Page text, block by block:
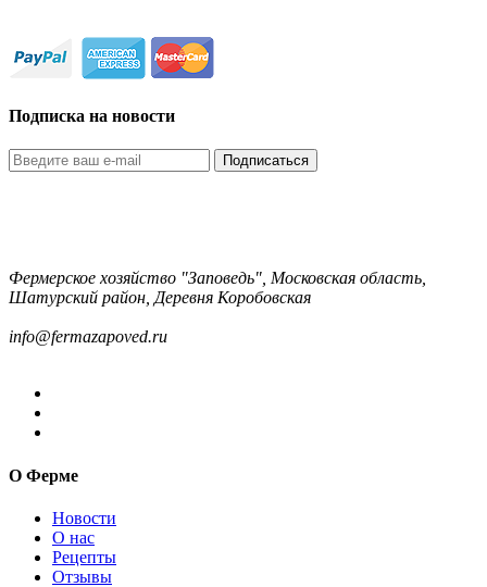
Подписка на новости
Подписаться
Фермерское хозяйство "Заповедь", Московская область,
Шатурский район, Деревня Коробовская
info@fermazapoved.ru
О Ферме
Новости
О нас
Рецепты
Отзывы